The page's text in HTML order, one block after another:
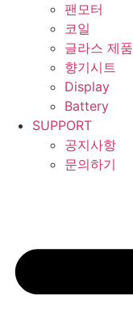
팬모터
코일
글라스 제품
향기시트
Display
Battery
SUPPORT
공지사항
문의하기